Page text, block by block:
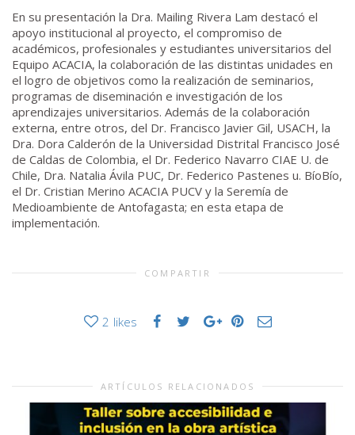
En su presentación la Dra. Mailing Rivera Lam destacó el
apoyo institucional al proyecto, el compromiso de
académicos, profesionales y estudiantes universitarios del
Equipo ACACIA, la colaboración de las distintas unidades en
el logro de objetivos como la realización de seminarios,
programas de diseminación e investigación de los
aprendizajes universitarios. Además de la colaboración
externa, entre otros, del Dr. Francisco Javier Gil, USACH, la
Dra. Dora Calderón de la Universidad Distrital Francisco José
de Caldas de Colombia, el Dr. Federico Navarro CIAE U. de
Chile, Dra. Natalia Ávila PUC, Dr. Federico Pastenes u. BíoBío,
el Dr. Cristian Merino ACACIA PUCV y la Seremía de
Medioambiente de Antofagasta; en esta etapa de
implementación.
COMPARTIR
2 likes
ARTÍCULOS RELACIONADOS